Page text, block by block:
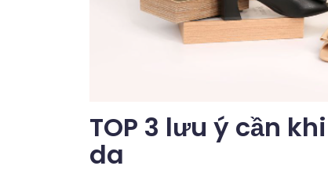
TOP 3 lưu ý cần
da